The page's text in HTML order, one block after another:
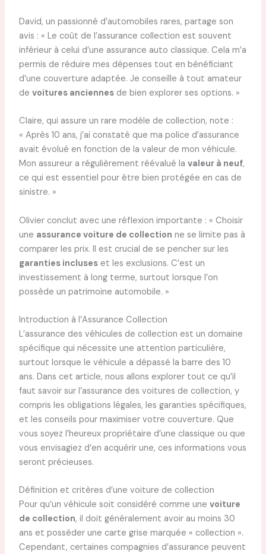
David, un passionné d’automobiles rares, partage son
avis : « Le coût de l’assurance collection est souvent
inférieur à celui d’une assurance auto classique. Cela m’a
permis de réduire mes dépenses tout en bénéficiant
d’une couverture adaptée. Je conseille à tout amateur
de voitures anciennesde bien explorer ses options. »
Claire, qui assure un rare modèle de collection, note :
« Après 10 ans, j’ai constaté que ma police d’assurance
avait évolué en fonction de la valeur de mon véhicule.
Mon assureur a régulièrement réévalué la valeur à neuf,
ce qui est essentiel pour être bien protégée en cas de
sinistre. »
Olivier conclut avec une réflexion importante : « Choisir
une assurance voiture de collection ne se limite pas à
comparer les prix. Il est crucial de se pencher sur les
garanties incluseset les exclusions. C’est un
investissement à long terme, surtout lorsque l’on
possède un patrimoine automobile. »
Introduction à l’Assurance Collection
L’assurance des véhicules de collection est un domaine
spécifique qui nécessite une attention particulière,
surtout lorsque le véhicule a dépassé la barre des 10
ans. Dans cet article, nous allons explorer tout ce qu’il
faut savoir sur l’assurance des voitures de collection, y
compris les obligations légales, les garanties spécifiques,
et les conseils pour maximiser votre couverture. Que
vous soyez l’heureux propriétaire d’une classique ou que
vous envisagiez d’en acquérir une, ces informations vous
seront précieuses.
Définition et critères d’une voiture de collection
Pour qu’un véhicule soit considéré comme une voiture
de collection, il doit généralement avoir au moins 30
ans et posséder une carte grise marquée « collection ».
Cependant, certaines compagnies d’assurance peuvent